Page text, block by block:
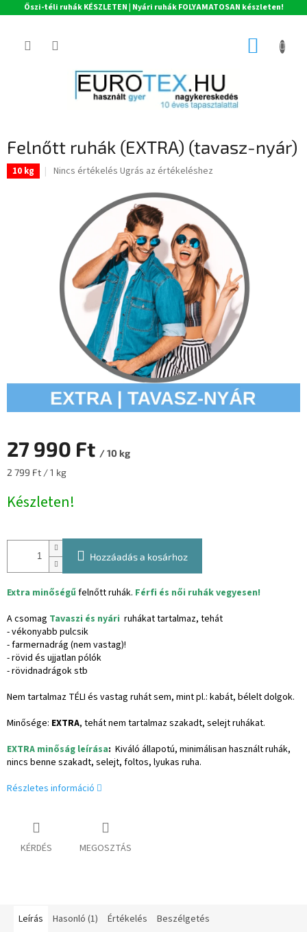
Őszi-téli ruhák KÉSZLETEN | Nyári ruhák FOLYAMATOSAN készleten!
KOSÁR
Felnőtt ruhák (EXTRA) (tavasz-nyár)
10 kg
A
értékelése
csillag.
Nincs értékelés Ugrás az értékeléshez
27 990 Ft / 10 kg
Egységár:
2 799 Ft / 1 kg
Készleten!
Hozzáadás a kosárhoz
Extra minőségű felnőtt ruhák. Férfi és női ruhák vegyesen!
A csomag Tavaszi és nyári ruhákat tartalmaz, tehát
- vékonyabb pulcsik
- farmernadrág (nem vastag)!
- rövid és ujjatlan pólók
- rövidnadrágok stb
Nem tartalmaz TÉLI és vastag ruhát sem, mint pl.: kabát, bélelt dolgok.
Minősége: EXTRA, tehát nem tartalmaz szakadt, selejt ruhákat.
EXTRA minőság leírása: Kiváló állapotú, minimálisan használt ruhák,
nincs benne szakadt, selejt, foltos, lyukas ruha.
Részletes információ
KÉRDÉS MEGOSZTÁS
Leírás Hasonló (1) Értékelés Beszélgetés